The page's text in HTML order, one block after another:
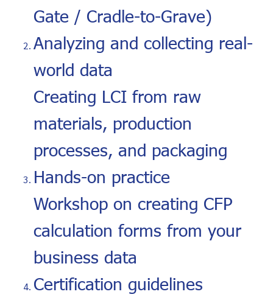
Gate / Cradle-to-Grave)
Analyzing and collecting real-
world data
Creating LCI from raw
materials, production
processes, and packaging
Hands-on practice
Workshop on creating CFP
calculation forms from your
business data
Certification guidelines